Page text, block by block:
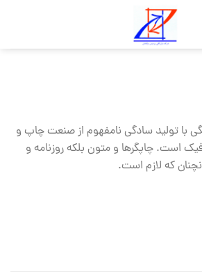
با تولید سادگی نامفهوم از صنعت چاپ و
است. چاپگرها و متون بلکه روزنامه و
که لازم است.